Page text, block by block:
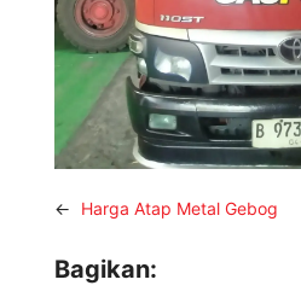
← Harga Atap Metal Gebog
Bagikan: